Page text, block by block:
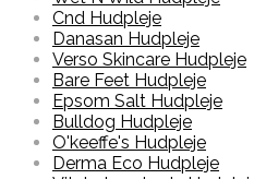
Cnd Hudpleje
Danasan Hudpleje
Verso Skincare Hudpleje
Bare Feet Hudpleje
Epsom Salt Hudpleje
Bulldog Hudpleje
O'keeffe's Hudpleje
Derma Eco Hudpleje